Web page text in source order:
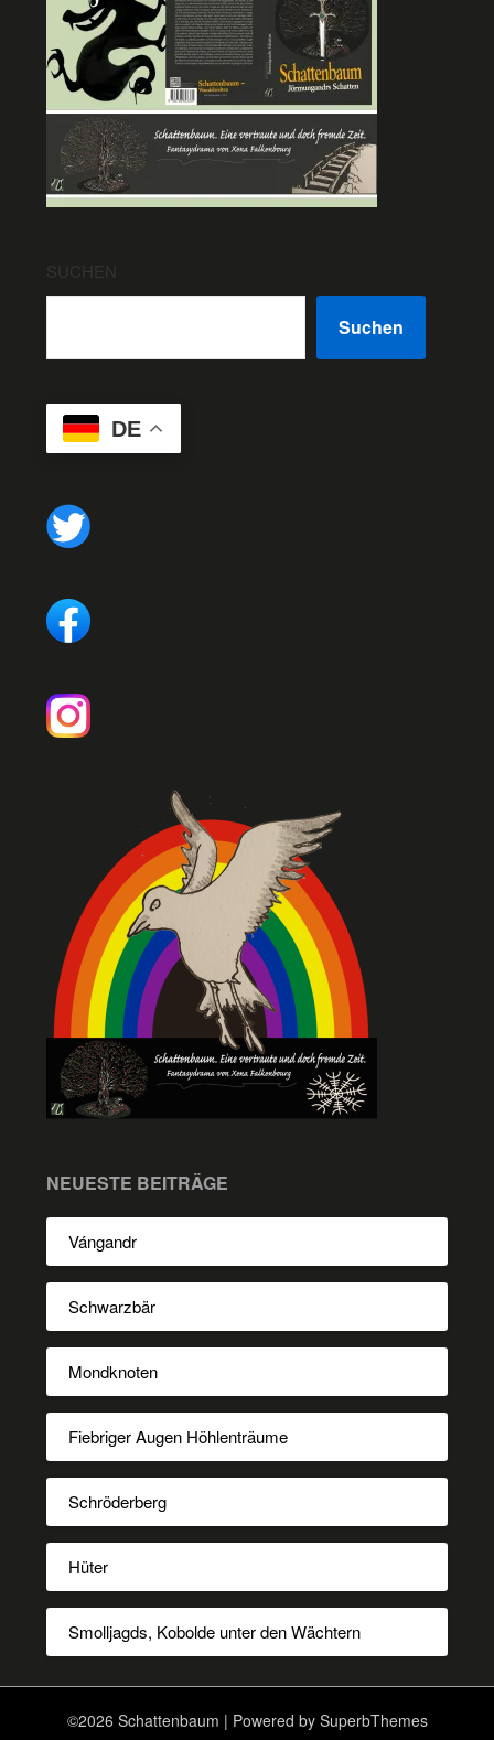
SUCHEN
Suchen
DE
NEUESTE BEITRÄGE
Vángandr
Schwarzbär
Mondknoten
Fiebriger Augen Höhlenträume
Schröderberg
Hüter
Smolljagds, Kobolde unter den Wächtern
©2026 Schattenbaum | Powered by SuperbThemes